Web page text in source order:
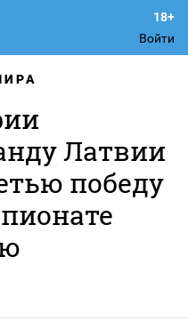
Войти
Латвии
победу